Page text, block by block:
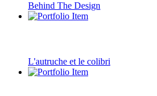
Behind The Design
L'autruche et le colibri